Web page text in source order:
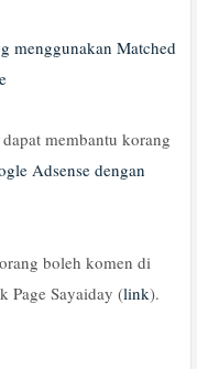
menggunakan Matched
membantu korang
Adsense dengan
boleh komen di
Page Sayaiday (link).